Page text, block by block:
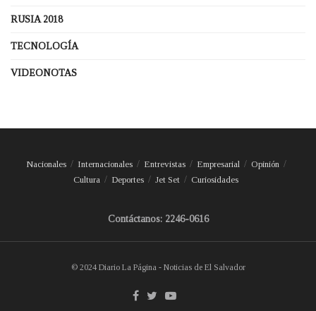
RUSIA 2018
TECNOLOGÍA
VIDEONOTAS
Nacionales Internacionales Entrevistas Empresarial
Opinión
Cultura
Deportes Jet Set Curiosidades
Contáctanos: 2246-0616
© 2024 Diario La Página - Noticias de El Salvador